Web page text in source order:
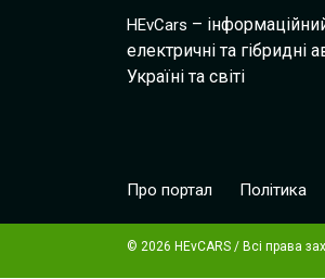
HEvCars –
електричні та гібридні
Україні та світі
Про портал Політика
© 2026 HEvCARS / Всі права